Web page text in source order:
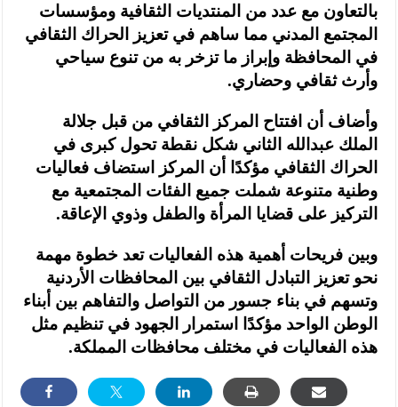
بالتعاون مع عدد من المنتديات الثقافية ومؤسسات
المجتمع المدني مما ساهم في تعزيز الحراك الثقافي
في المحافظة وإبراز ما تزخر به من تنوع سياحي
وأرث ثقافي وحضاري.
وأضاف أن افتتاح المركز الثقافي من قبل جلالة
الملك عبدالله الثاني شكل نقطة تحول كبرى في
الحراك الثقافي مؤكدًا أن المركز استضاف فعاليات
وطنية متنوعة شملت جميع الفئات المجتمعية مع
التركيز على قضايا المرأة والطفل وذوي الإعاقة.
وبين فريحات أهمية هذه الفعاليات تعد خطوة مهمة
نحو تعزيز التبادل الثقافي بين المحافظات الأردنية
وتسهم في بناء جسور من التواصل والتفاهم بين أبناء
الوطن الواحد مؤكدًا استمرار الجهود في تنظيم مثل
هذه الفعاليات في مختلف محافظات المملكة.